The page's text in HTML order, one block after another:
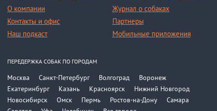
О компании
Контакты и офис
Наш подкаст
Журнал о собаках
Партнеры
Мобильные приложения
ПЕРЕДЕРЖКА СОБАК ПО ГОРОДАМ
Москва Санкт-Петербург Волгоград
Воронеж
Екатеринбург
Казань Красноярск
Нижний Новгород
Новосибирск
Омск Пермь Ростов-на-Дону
Самара